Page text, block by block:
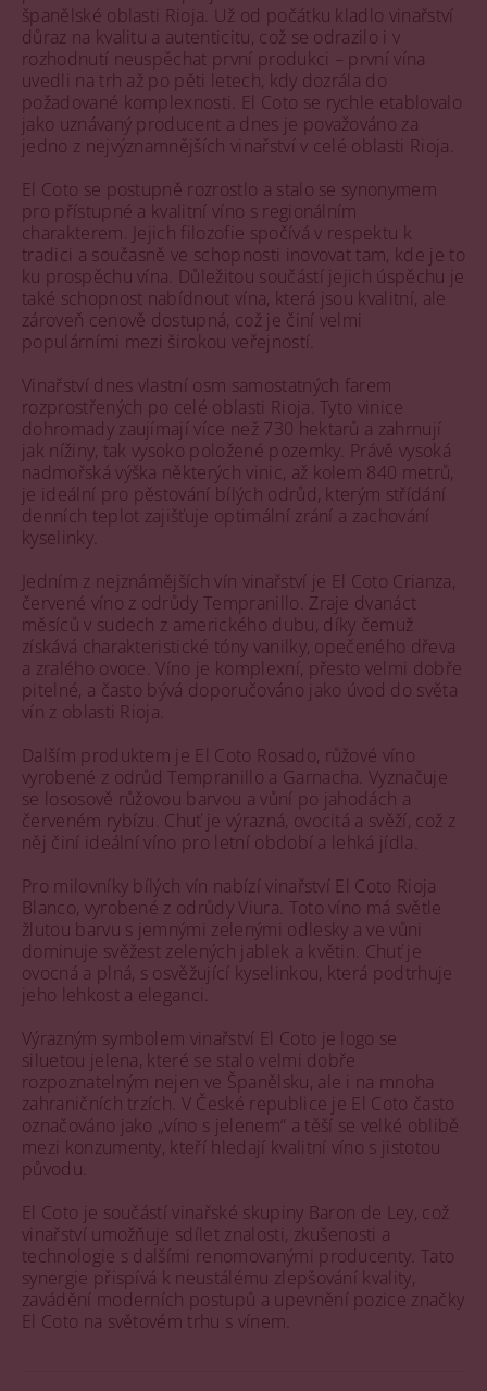
španělské oblasti Rioja. Už od počátku kladlo vinařství
důraz na kvalitu a autenticitu, což se odrazilo i v
rozhodnutí neuspěchat první produkci – první vína
uvedli na trh až po pěti letech, kdy dozrála do
požadované komplexnosti. El Coto se rychle etablovalo
jako uznávaný producent a dnes je považováno za
jedno z nejvýznamnějších vinařství v celé oblasti Rioja.
El Coto se postupně rozrostlo a stalo se synonymem
pro přístupné a kvalitní víno s regionálním
charakterem. Jejich filozofie spočívá v respektu k
tradici a současně ve schopnosti inovovat tam, kde je to
ku prospěchu vína. Důležitou součástí jejich úspěchu je
také schopnost nabídnout vína, která jsou kvalitní, ale
zároveň cenově dostupná, což je činí velmi
populárními mezi širokou veřejností.
Vinařství dnes vlastní osm samostatných farem
rozprostřených po celé oblasti Rioja. Tyto vinice
dohromady zaujímají více než 730 hektarů a zahrnují
jak nížiny, tak vysoko položené pozemky. Právě vysoká
nadmořská výška některých vinic, až kolem 840 metrů,
je ideální pro pěstování bílých odrůd, kterým střídání
denních teplot zajišťuje optimální zrání a zachování
kyselinky.
Jedním z nejznámějších vín vinařství je El Coto Crianza,
červené víno z odrůdy Tempranillo. Zraje dvanáct
měsíců v sudech z amerického dubu, díky čemuž
získává charakteristické tóny vanilky, opečeného dřeva
a zralého ovoce. Víno je komplexní, přesto velmi dobře
pitelné, a často bývá doporučováno jako úvod do světa
vín z oblasti Rioja.
Dalším produktem je El Coto Rosado, růžové víno
vyrobené z odrůd Tempranillo a Garnacha. Vyznačuje
se lososově růžovou barvou a vůní po jahodách a
červeném rybízu. Chuť je výrazná, ovocitá a svěží, což z
něj činí ideální víno pro letní období a lehká jídla.
Pro milovníky bílých vín nabízí vinařství El Coto Rioja
Blanco, vyrobené z odrůdy Viura. Toto víno má světle
žlutou barvu s jemnými zelenými odlesky a ve vůni
dominuje svěžest zelených jablek a květin. Chuť je
ovocná a plná, s osvěžující kyselinkou, která podtrhuje
jeho lehkost a eleganci.
Výrazným symbolem vinařství El Coto je logo se
siluetou jelena, které se stalo velmi dobře
rozpoznatelným nejen ve Španělsku, ale i na mnoha
zahraničních trzích. V České republice je El Coto často
označováno jako „víno s jelenem“ a těší se velké oblibě
mezi konzumenty, kteří hledají kvalitní víno s jistotou
původu.
El Coto je součástí vinařské skupiny Baron de Ley, což
vinařství umožňuje sdílet znalosti, zkušenosti a
technologie s dalšími renomovanými producenty. Tato
synergie přispívá k neustálému zlepšování kvality,
zavádění moderních postupů a upevnění pozice značky
El Coto na světovém trhu s vínem.